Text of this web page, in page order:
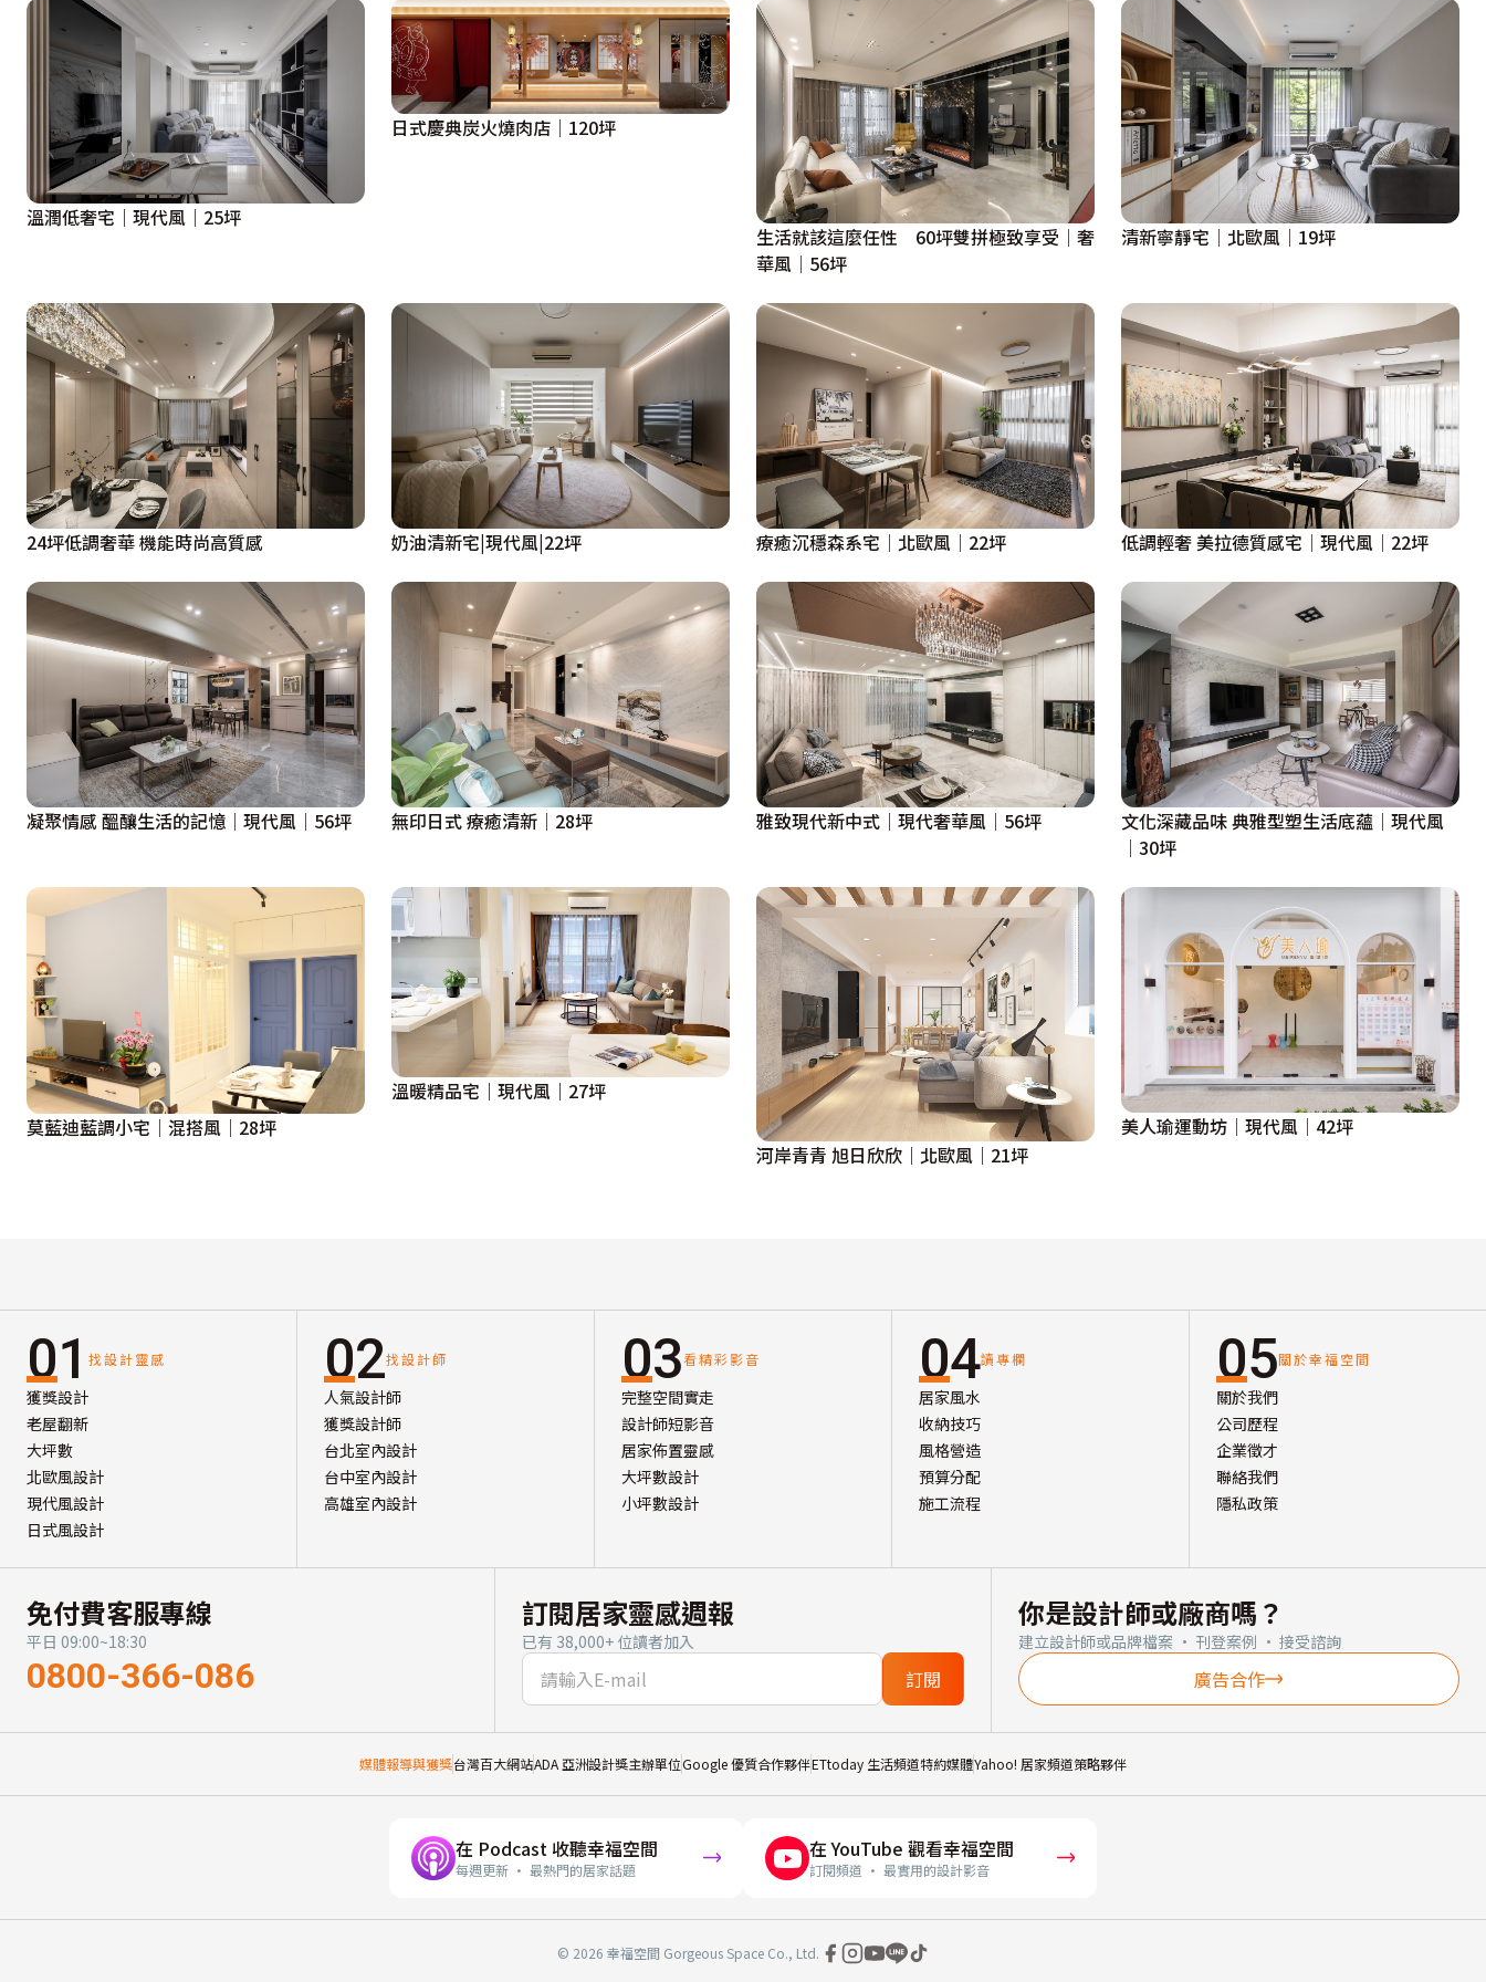
溫潤低奢宅｜現代風｜25坪
日式慶典炭火燒肉店│120坪
生活就該這麼任性 60坪雙拼極致享受│奢
華風│56坪
清新寧靜宅│北歐風│19坪
24坪低調奢華 機能時尚高質感 奶油清新宅|現代風|22坪 療癒沉穩森系宅│北歐風│22坪 低調輕奢 美拉德質感宅│現代風│22坪
凝聚情感 醞釀生活的記憶│現代風│56坪 無印日式 療癒清新│28坪 雅致現代新中式│現代奢華風│56坪
文化深藏品味 典雅型塑生活底蘊│現代風
│30坪
莫藍迪藍調小宅│混搭風│28坪
溫暖精品宅｜現代風｜27坪
河岸青青 旭日欣欣｜北歐風｜21坪
美人瑜運動坊│現代風│42坪
01 找設計靈感
獲獎設計
老屋翻新
大坪數
北歐風設計
現代風設計
日式風設計
02找設計師
人氣設計師
獲獎設計師
台北室內設計
台中室內設計
高雄室內設計
03看精彩影音
完整空間實走
設計師短影音
居家佈置靈感
大坪數設計
小坪數設計
04讀專欄
居家風水
收納技巧
風格營造
預算分配
施工流程
05關於幸福空間
關於我們
公司歷程
企業徵才
聯絡我們
隱私政策
免付費客服專線
平日 09:00~18:30
0800-366-086
訂閱居家靈感週報
已有 38,000+ 位讀者加入
訂閱
你是設計師或廠商嗎？
建立設計師或品牌檔案 · 刊登案例 · 接受諮詢
廣告合作
媒體報導與獲獎台灣百大網站ADA 亞洲設計獎主辦單位Google 優質合作夥伴ETtoday 生活頻道特約媒體Yahoo! 居家頻道策略夥伴
在 Podcast 收聽幸福空間
每週更新 · 最熱門的居家話題
在 YouTube 觀看幸福空間
訂閱頻道 · 最實用的設計影音
© 2026 幸福空間 Gorgeous Space Co., Ltd.